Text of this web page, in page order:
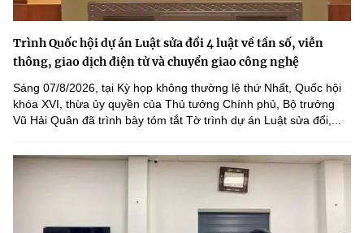
Trình Quốc hội dự án Luật sửa đổi 4 luật về tần số, viễn
thông, giao dịch điện tử và chuyển giao công nghệ
Sáng 07/8/2026, tại Kỳ họp không thường lệ thứ Nhất, Quốc hội
khóa XVI, thừa ủy quyền của Thủ tướng Chính phủ, Bộ trưởng
Vũ Hải Quân đã trình bày tóm tắt Tờ trình dự án Luật sửa đổi,...